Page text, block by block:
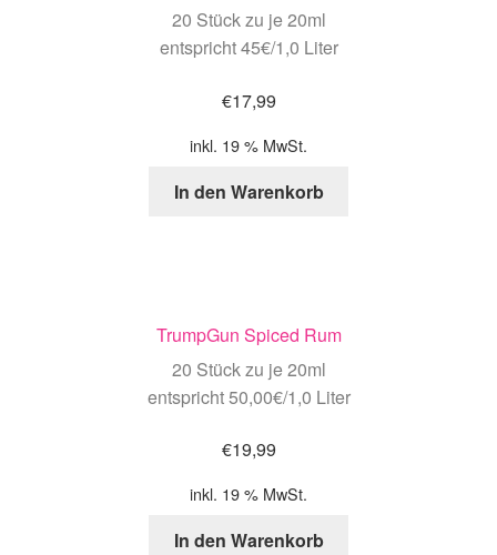
20 Stück zu je 20ml
entspricht 45€/1,0 Liter
€17,99
inkl. 19 % MwSt.
In den Warenkorb
TrumpGun Spiced Rum
20 Stück zu je 20ml
entspricht 50,00€/1,0 Liter
€19,99
inkl. 19 % MwSt.
In den Warenkorb